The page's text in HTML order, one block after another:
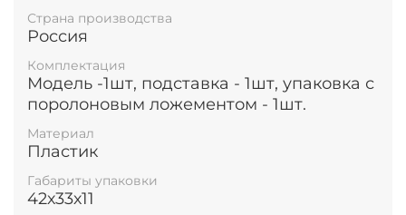
Страна производства
Россия
Комплектация
Модель -1шт, подставка - 1шт, упаковка с
поролоновым ложементом - 1шт.
Материал
Пластик
Габариты упаковки
42х33х11